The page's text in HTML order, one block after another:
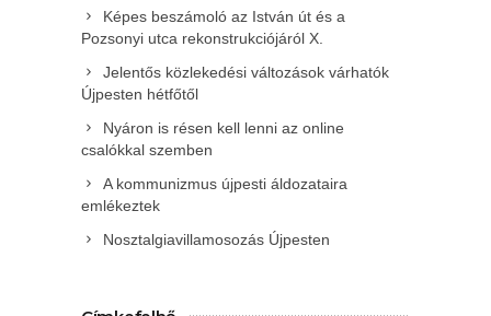
Képes beszámoló az István út és a
Pozsonyi utca rekonstrukciójáról X.
Jelentős közlekedési változások várhatók
Újpesten hétfőtől
Nyáron is résen kell lenni az online
csalókkal szemben
A kommunizmus újpesti áldozataira
emlékeztek
Nosztalgiavillamosozás Újpesten